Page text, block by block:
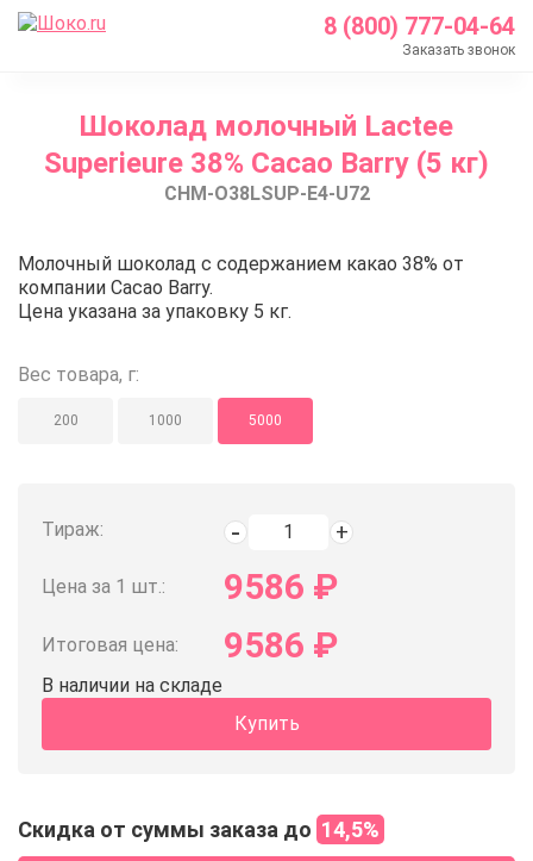
8 (800) 777-04-64
Заказать звонок
Каталог
Шоколад Barry Callebaut
Молочный шоколад
Шоколад молочный Lactee
Superieure 38% Cacao Barry (5 кг)
CHM-O38LSUP-E4-U72
Шоколад молочный Lactee
Молочный шоколад с содержанием какао 38% от
компании Cacao Barry.
Цена указана за упаковку 5 кг.
Вес товара, г:
200 1000 5000
Тираж:
Цена за 1 шт.: 9586 ₽
Итоговая цена: 9586 ₽
В наличии на складе
Купить
Скидка от суммы заказа до 14,5%